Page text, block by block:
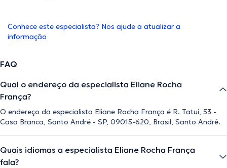
Conhece este especialista? Nos ajude a atualizar a
informação
FAQ
Qual o endereço da especialista Eliane Rocha
França?
O endereço da especialista Eliane Rocha França é R. Tatuí, 53 -
Casa Branca, Santo André - SP, 09015-620, Brasil, Santo André.
Quais idiomas a especialista Eliane Rocha França
fala?